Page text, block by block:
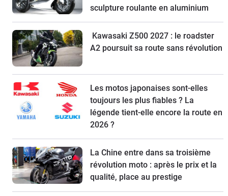
sculpture roulante en aluminium
Kawasaki Z500 2027 : le roadster
A2 poursuit sa route sans révolution
Les motos japonaises sont-elles
toujours les plus fiables ? La
légende tient-elle encore la route en
2026 ?
La Chine entre dans sa troisième
révolution moto : après le prix et la
qualité, place au prestige